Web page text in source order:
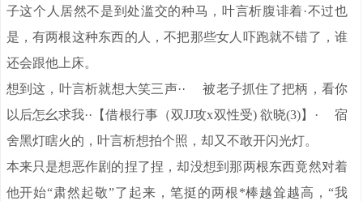
子这个人居然不是到处滥交的种马，叶言析腹诽着·不过也
是，有两根这种东西的人，不把那些女人吓跑就不错了，谁
还会跟他上床。
想到这，叶言析就想大笑三声·· 被老子抓住了把柄，看你
以后怎幺求我··【借根行事（双JJ攻x双性受) 欲晓(3)】· 宿
舍黑灯瞎火的，叶言析想拍个照，却又不敢开闪光灯。
本来只是想恶作剧的捏了捏，却没想到那两根东西竟然对着
他开始“肃然起敬”了起来，笔挺的两根*棒越耸越高，“我